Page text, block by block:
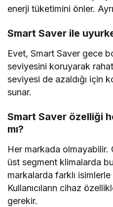
enerji tüketimini önler.
Smart Saver ile
Evet, Smart Saver gece
seviyesini koruyarak
seviyesi de azaldığı için
sunar.
Smart Saver özelliği
mı?
Her markada olmayabilir.
üst segment klimalarda
markalarda farklı isimlerle
Kullanıcıların cihaz
gerekir.